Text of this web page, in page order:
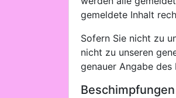
gemeldete Inhalt
Sofern Sie nicht zu
nicht zu unseren
genauer Angabe